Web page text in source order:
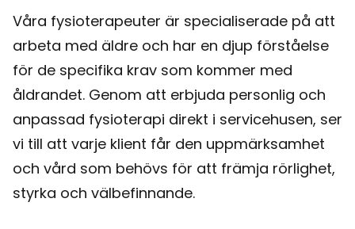
Våra fysioterapeuter är specialiserade på att
arbeta med äldre och har en djup förståelse
för de specifika krav som kommer med
åldrandet. Genom att erbjuda personlig och
anpassad fysioterapi direkt i servicehusen, ser
vi till att varje klient får den uppmärksamhet
och vård som behövs för att främja rörlighet,
styrka och välbefinnande.